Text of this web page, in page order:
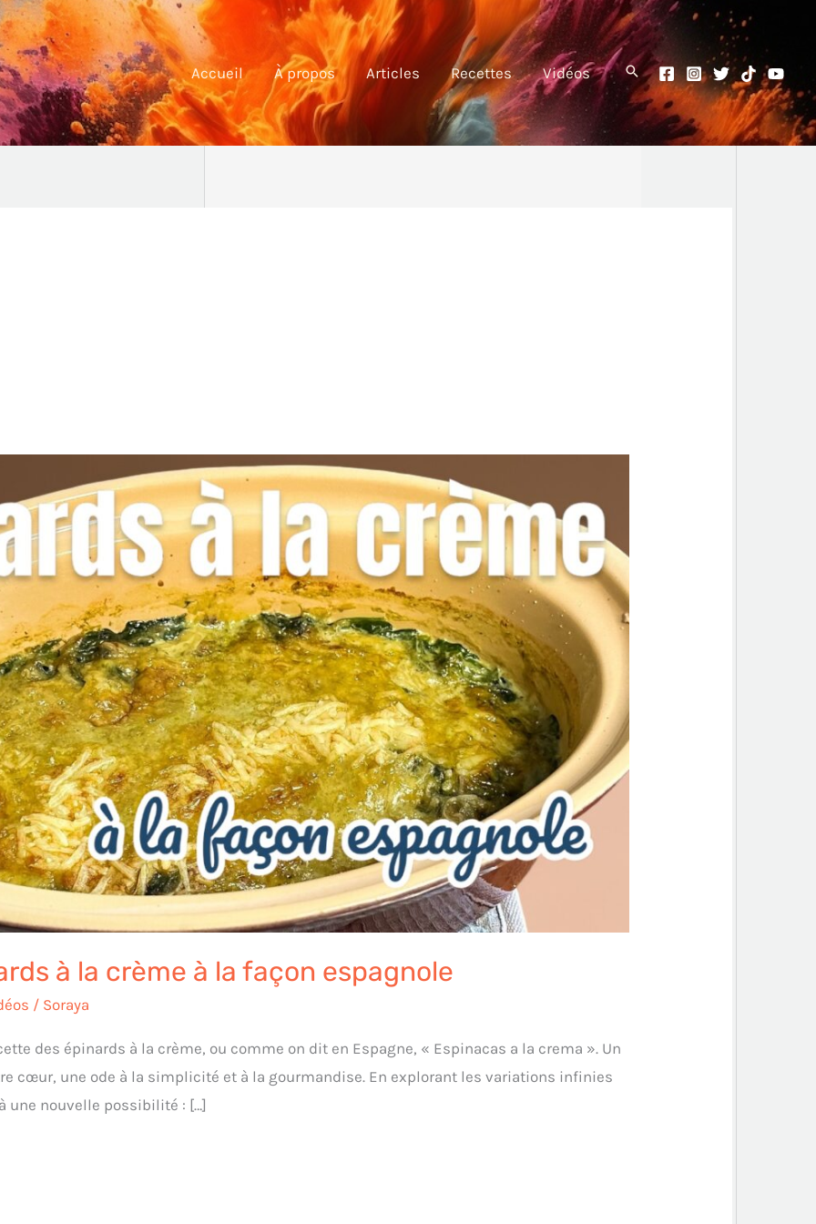
Accueil À propos Articles Recettes Vidéos
à la crème à la façon espagnole
/ Soraya
des épinards à la crème, ou comme on dit en Espagne, « Espinacas a la crema ». Un
cœur, une ode à la simplicité et à la gourmandise. En explorant les variations infinies
une nouvelle possibilité : […]